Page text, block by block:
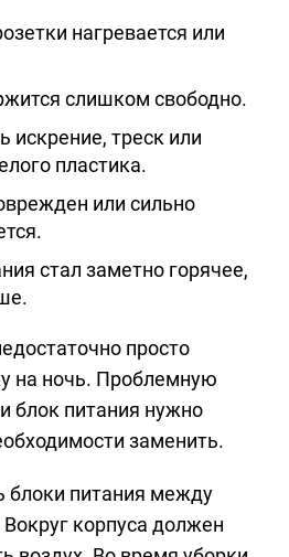
нагревается или
слишком свободно.
искрение, треск или
пластика.
или сильно
стал заметно горячее,
просто
на ночь. Проблемную
блок питания нужно
заменить.
блоки питания между
корпуса должен